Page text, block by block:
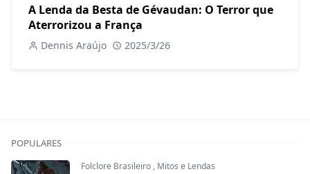
A Lenda da Besta de Gévaudan: O Terror que
Aterrorizou a França
Dennis Araújo 2025/3/26
POPULARES
Folclore Brasileiro , Mitos e Lendas